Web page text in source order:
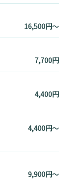
16,500円～
7,700円
4,400円
4,400円〜
9,900円～